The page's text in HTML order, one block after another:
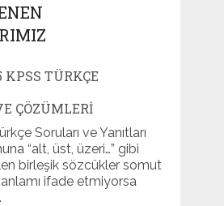
TÜRKÇE
ÇÖZÜMLERI
Soruları ve Yanıtları
“alt, üst, üzeri…” gibi
birleşik sözcükler somut
ifade etmiyorsa